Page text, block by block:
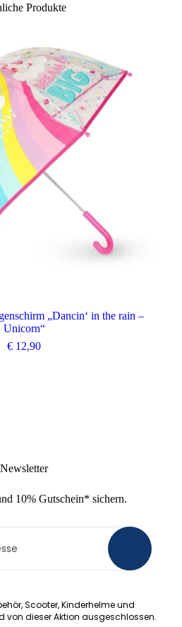
Produkte
„Dancin‘ in the rain –
Unicorn“
€ 12,90
Newsletter
10% Gutschein* sichern.
Scooter, Kinderhelme und
von dieser Aktion ausgeschlossen.